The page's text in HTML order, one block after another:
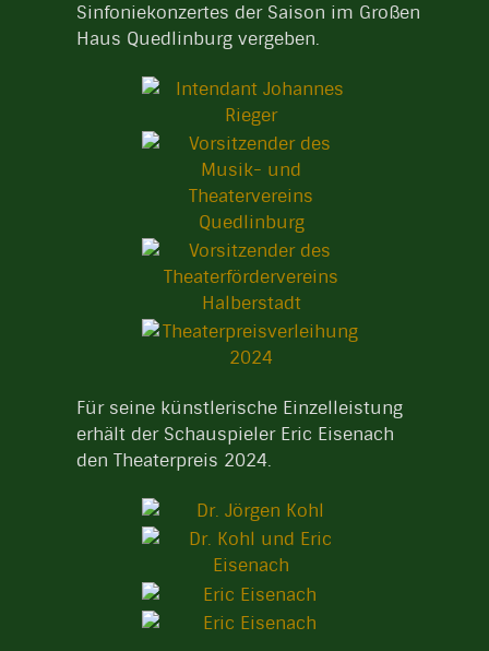
Sinfoniekonzertes der Saison im Großen
Haus Quedlinburg vergeben.
Für seine künstlerische Einzelleistung
erhält der Schauspieler Eric Eisenach
den Theaterpreis 2024.